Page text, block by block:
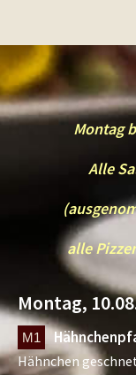
Montag
Alle
alle
Montag,
M1
Hähnchen